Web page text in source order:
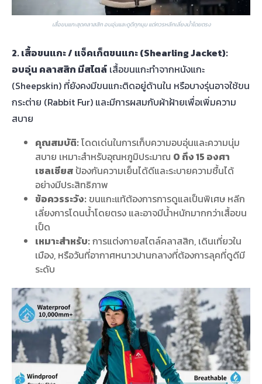
เสื้อขนแกะสุดคลาสสิก อบอุ่นและดูดีทุกมุม แต่ควรหลีกเลี่ยงน้ำโดยตรง
2. เสื้อขนแกะ / แจ็คเก็ตขนแกะ (Shearling Jacket):
อบอุ่น คลาสสิก มีสไตล์ เสื้อขนแกะทำจากหนังแกะ
(Sheepskin) ที่ยังคงมีขนแกะติดอยู่ด้านใน หรือบางรุ่นอาจใช้ขน
กระต่าย (Rabbit Fur) และมีการผสมกับผ้าฝ้ายเพื่อเพิ่มความ
สบาย
คุณสมบัติ:โดดเด่นในการเก็บความอบอุ่นและความนุ่ม
สบาย เหมาะสำหรับอุณหภูมิประมาณ 0 ถึง 15 องศา
เซลเซียส ป้องกันความเย็นได้ดีและระบายความชื้นได้
อย่างมีประสิทธิภาพ
ข้อควรระวัง: ขนแกะแท้ต้องการการดูแลเป็นพิเศษ หลีก
เลี่ยงการโดนน้ำโดยตรง และอาจมีน้ำหนักมากกว่าเสื้อขน
เป็ด
เหมาะสำหรับ:การแต่งกายสไตล์คลาสสิก, เดินเที่ยวใน
เมือง, หรือวันที่อากาศหนาวปานกลางที่ต้องการลุคที่ดูดีมี
ระดับ